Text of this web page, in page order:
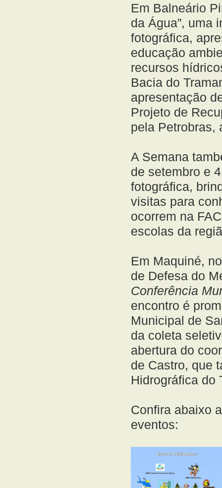
Em Balneário
da Água”, uma
fotográfica,
educação
recursos
Bacia do
apresentação
Projeto de
pela Petrobras,
A Semana
de setembro e
fotográfica,
visitas para
ocorrem na
escolas da
Em Maquiné,
de Defesa do
Conferência
encontro é
Municipal de
da coleta
abertura do
de Castro, que
Hidrográfica do
Confira abaixo
eventos: